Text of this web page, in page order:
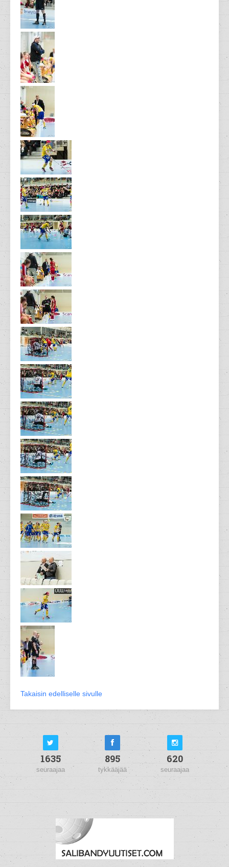
Takaisin edelliselle sivulle
1635
seuraajaa
895
tykkääjää
620
seuraajaa